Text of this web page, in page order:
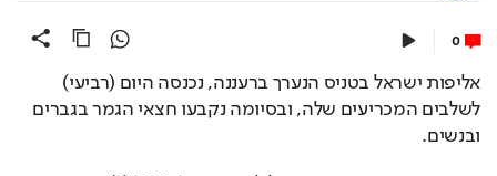
0
אליפות ישראל בטניס הנערך ברעננה, נכנסה היום (רביעי)
לשלבים המכריעים שלה, ובסיומה נקבעו חצאי הגמר בגברים
ובנשים.